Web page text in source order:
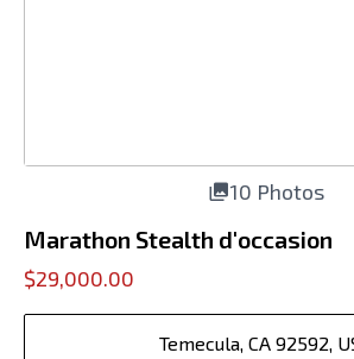
10 Photos
Marathon Stealth d'occasion
$29,000.00
Temecula, CA 92592,